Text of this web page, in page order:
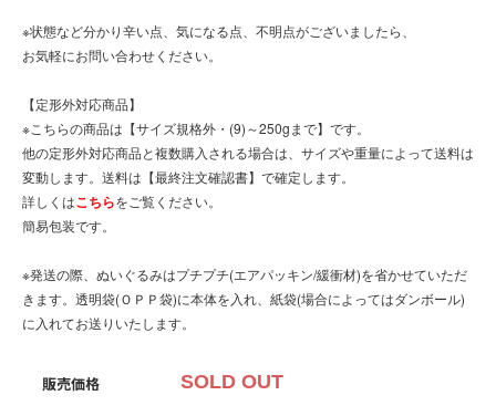
※状態など分かり辛い点、気になる点、不明点がございましたら、
お気軽にお問い合わせください。
【定形外対応商品】
※こちらの商品は【サイズ規格外・(9)～250gまで】です。
他の定形外対応商品と複数購入される場合は、サイズや重量によって送料は
変動します。送料は【最終注文確認書】で確定します。
詳しくはこちらをご覧ください。
簡易包装です。
※発送の際、ぬいぐるみはプチプチ(エアパッキン/緩衝材)を省かせていただ
きます。透明袋(ＯＰＰ袋)に本体を入れ、紙袋(場合によってはダンボール)
に入れてお送りいたします。
販売価格 SOLD OUT